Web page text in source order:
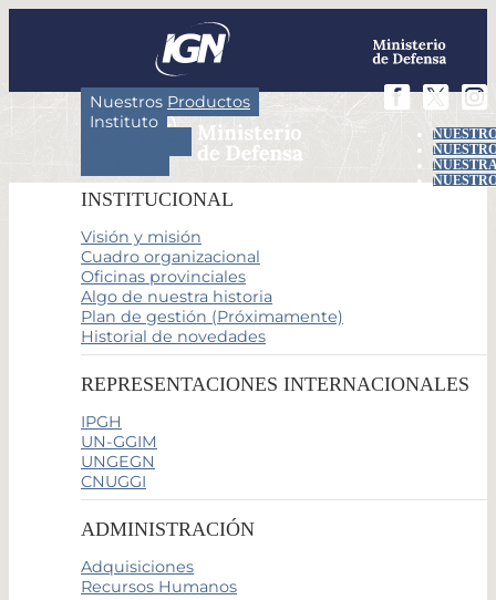
Nuestros Productos
Instituto
INSTITUCIONAL
Visión y misión
Cuadro organizacional
Oficinas provinciales
Algo de nuestra historia
Plan de gestión (Próximamente)
Historial de novedades
REPRESENTACIONES INTERNACIONALES
IPGH
UN-GGIM
UNGEGN
CNUGGI
ADMINISTRACIÓN
Adquisiciones
Recursos Humanos